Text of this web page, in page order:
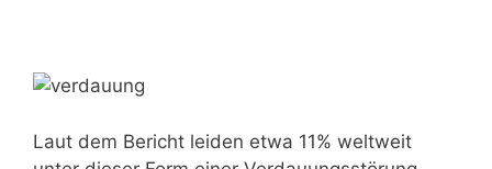
Laut dem Bericht leiden etwa 11% weltweit